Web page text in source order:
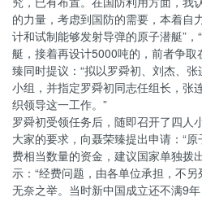
的力量，考虑到国防的需要，本着自
计和试制能够发射导弹的原子潜艇”
艇，接着再设计5000吨的，前者争
臻同时提议：“拟以罗舜初、刘杰、
小组，并指定罗舜初同志任组长，张
织领导这一工作。”
罗舜初受领任务后，随即召开了四人
大家的要求，向聂荣臻提出申请：“
费相当数量的资金，建议国家单独拨
示：“经费问题，由各单位承担，不
无奈之举。当时新中国成立还不满9